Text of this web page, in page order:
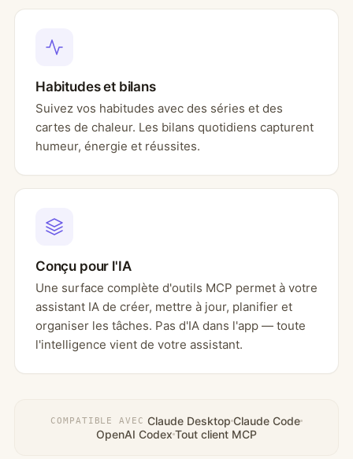
Habitudes et bilans
Suivez vos habitudes avec des séries et des
cartes de chaleur. Les bilans quotidiens capturent
humeur, énergie et réussites.
Conçu pour l'IA
Une surface complète d'outils MCP permet à votre
assistant IA de créer, mettre à jour, planifier et
organiser les tâches. Pas d'IA dans l'app — toute
l'intelligence vient de votre assistant.
COMPATIBLE AVEC Claude Desktop Claude Code
OpenAI Codex Tout client MCP